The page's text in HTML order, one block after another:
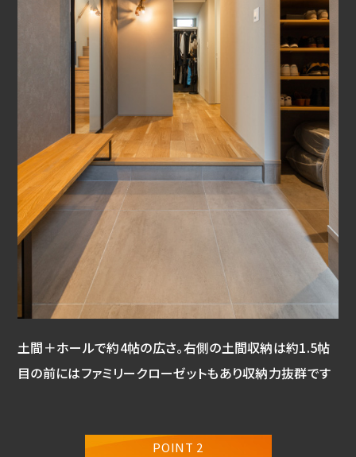
土間＋ホールで約4帖の広さ。右側の土間収納は約1.5帖
目の前にはファミリークローゼットもあり収納力抜群です
POINT 2